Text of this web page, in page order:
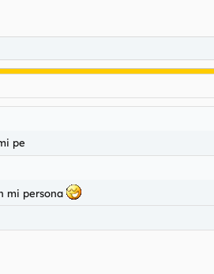
pe
mi persona